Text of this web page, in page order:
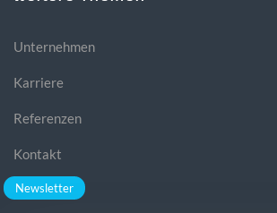
Unternehmen
Karriere
Referenzen
Kontakt
Newsletter